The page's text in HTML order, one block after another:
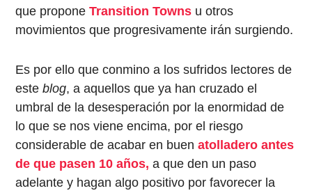
que proponeTransition Towns u otros
movimientos que progresivamente irán surgiendo.
Es por ello que conmino a los sufridos lectores de
esteblog, a aquellos que ya han cruzado el
umbral de la desesperación por la enormidad de
lo que se nos viene encima, por el riesgo
considerable de acabar en buenatolladero antes
de que pasen 10 años, a que den un paso
adelante y hagan algo positivo por favorecer la